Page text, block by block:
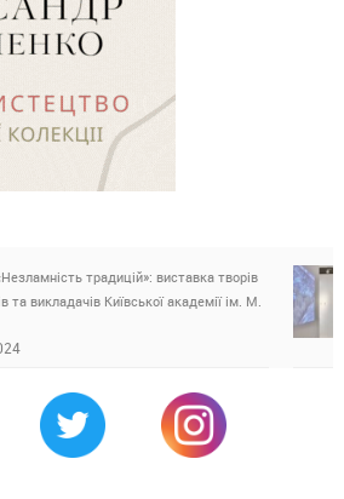
традицій»: виставка творів
та викладачів Київської академії ім. М.